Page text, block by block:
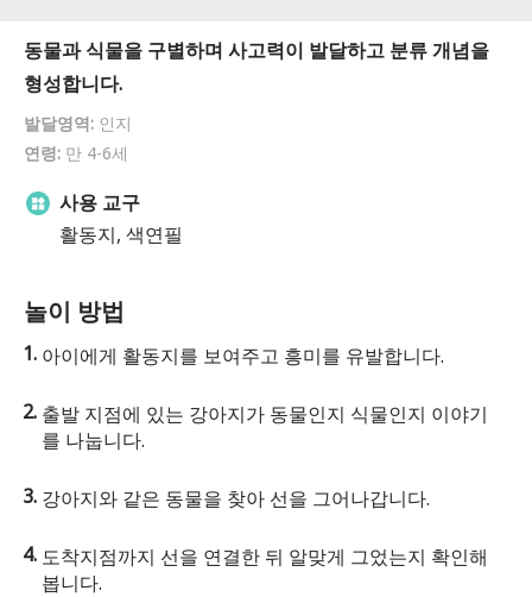
동물과 식물을 구별하며 사고력이 발달하고 분류 개념을
형성합니다.
발달영역: 인지
연령: 만 4-6세
사용 교구
활동지, 색연필
놀이 방법
아이에게 활동지를 보여주고 흥미를 유발합니다.
출발 지점에 있는 강아지가 동물인지 식물인지 이야기
를 나눕니다.
강아지와 같은 동물을 찾아 선을 그어나갑니다.
도착지점까지 선을 연결한 뒤 알맞게 그었는지 확인해
봅니다.